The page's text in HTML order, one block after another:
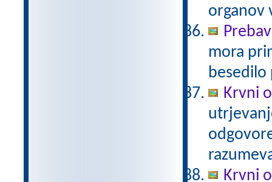
organov
mora
Krvni
Krvni